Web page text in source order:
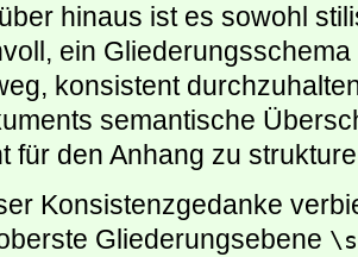
hinaus ist es sowohl
ein
konsistent
semantische
für den Anhang zu
Konsistenzgedanke
Gliederungsebene